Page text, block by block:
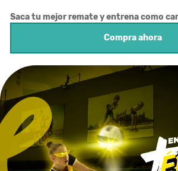
Saca tu mejor remate y entrena como
Compra ahora